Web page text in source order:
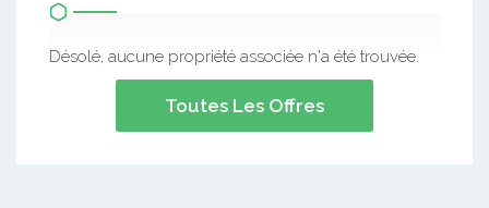
Désolé, aucune propriété associée n'a été trouvée.
Toutes Les Offres